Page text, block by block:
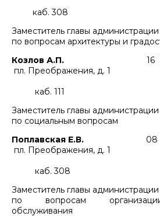
каб. 308
Заместитель главы
по вопросам архитектуры и
Козлов А.П.
16
пл. Преображения, д. 1
каб. 111
Заместитель главы
по социальным вопросам
Поплавская Е.В.
08
пл. Преображения, д. 1
каб. 308
Заместитель главы
по вопросам
обслуживания